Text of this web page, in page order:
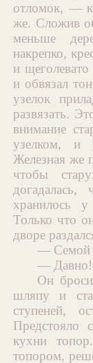
отломок, —
же. Сложив
меньше
накрепко,
и
и обвязал
узелок
развязать.
внимание
узелком, и
Железная же
чтобы
хранилось
Только что
дворе
— Семой
—
Он
шляпу и
ступеней,
Предстояло
кухни
топором,